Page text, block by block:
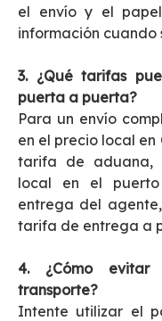
el envío y el
información cuando
3. ¿Qué tarifas
puerta a puerta?
Para un envío
en el precio local
tarifa de aduana,
local en el
entrega del
tarifa de entrega a
4. ¿Cómo evitar
transporte?
Intente utilizar el